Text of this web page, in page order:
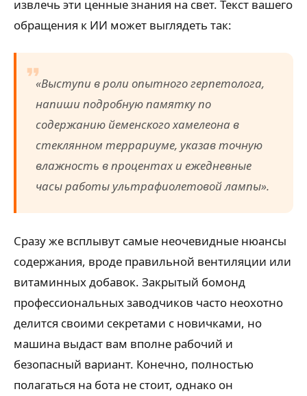
извлечь эти ценные знания на свет. Текст вашего
обращения к ИИ может выглядеть так:
«Выступи в роли опытного герпетолога,
напиши подробную памятку по
содержанию йеменского хамелеона в
стеклянном террариуме, указав точную
влажность в процентах и ежедневные
часы работы ультрафиолетовой лампы».
Сразу же всплывут самые неочевидные нюансы
содержания, вроде правильной вентиляции или
витаминных добавок. Закрытый бомонд
профессиональных заводчиков часто неохотно
делится своими секретами с новичками, но
машина выдаст вам вполне рабочий и
безопасный вариант. Конечно, полностью
полагаться на бота не стоит, однако он